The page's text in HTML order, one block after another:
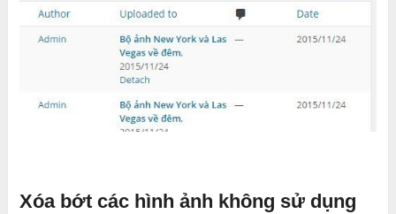
Xóa bớt các hình ảnh không sử dụng